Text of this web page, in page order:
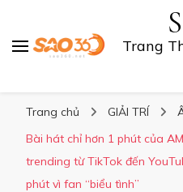
Trang
Trang chủ GIẢI TRÍ
Bài hát chỉ hơn 1 phút của
trending từ TikTok đến
phút vì fan “biểu tình”